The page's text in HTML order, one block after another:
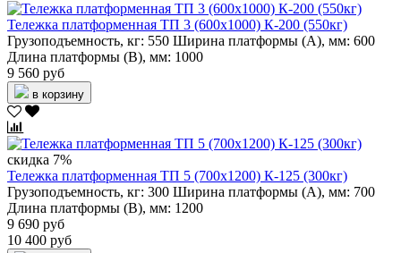
Тележка платформенная ТП 3 (600х1000) К-200 (550кг)
Грузоподъемность, кг: 550 Ширина платформы (А), мм: 600
Длина платформы (В), мм: 1000
9 560 руб
в корзину
скидка 7%
Тележка платформенная ТП 5 (700х1200) К-125 (300кг)
Грузоподъемность, кг: 300 Ширина платформы (А), мм: 700
Длина платформы (В), мм: 1200
9 690 руб
10 400 руб